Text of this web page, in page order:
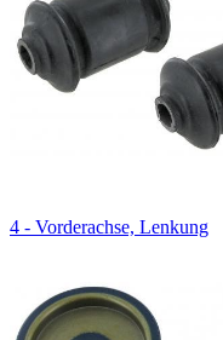
4 - Vorderachse, Lenkung